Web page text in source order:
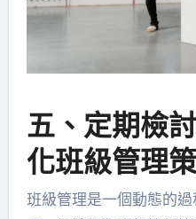
五、定期檢
化班級管理
班級管理是一個動態的